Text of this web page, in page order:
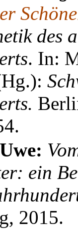
des
. In:
ein
2015.